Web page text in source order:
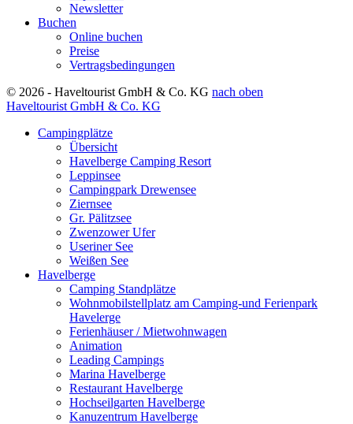
Newsletter
Buchen
Online buchen
Preise
Vertragsbedingungen
© 2026 - Haveltourist GmbH & Co. KG nach oben
Haveltourist GmbH & Co. KG
Campingplätze
Übersicht
Havelberge Camping Resort
Leppinsee
Campingpark Drewensee
Ziernsee
Gr. Pälitzsee
Zwenzower Ufer
Useriner See
Weißen See
Havelberge
Camping Standplätze
Wohnmobilstellplatz am Camping-und Ferienpark
Havelerge
Ferienhäuser / Mietwohnwagen
Animation
Leading Campings
Marina Havelberge
Restaurant Havelberge
Hochseilgarten Havelberge
Kanuzentrum Havelberge